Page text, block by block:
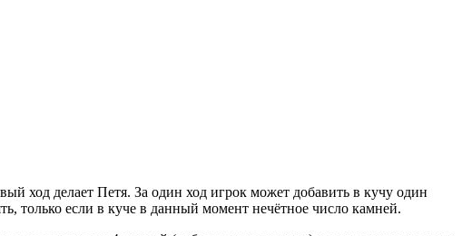
ход делает Петя. За один ход игрок может добавить в кучу один
только если в куче в данный момент нечётное число камней.